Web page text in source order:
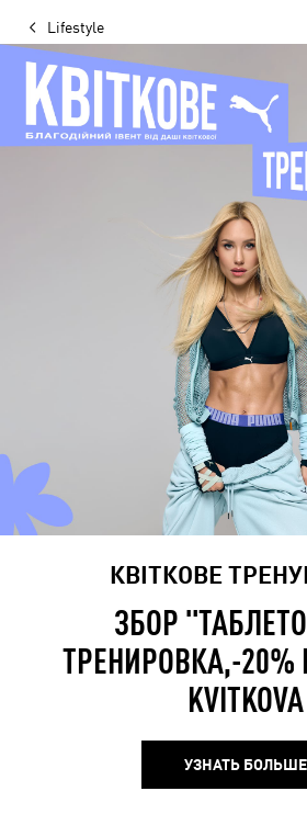
Lifestyle
КВІТКОВЕ
ЗБОР
ТРЕНИРОВКА,-
KVITKOVA
УЗНАТЬ БОЛЬШЕ